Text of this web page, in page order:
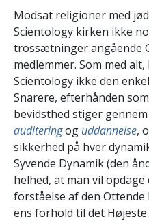
Modsat religioner med
Scientology kirken ikke
trossætninger angående
medlemmer. Som med
Scientology ikke den
Snarere, efterhånden
bevidsthed stiger
auditeringog uddannelse,
sikkerhed på hver
Syvende Dynamik (den
helhed, at man vil
forståelse af den
ens forhold til det